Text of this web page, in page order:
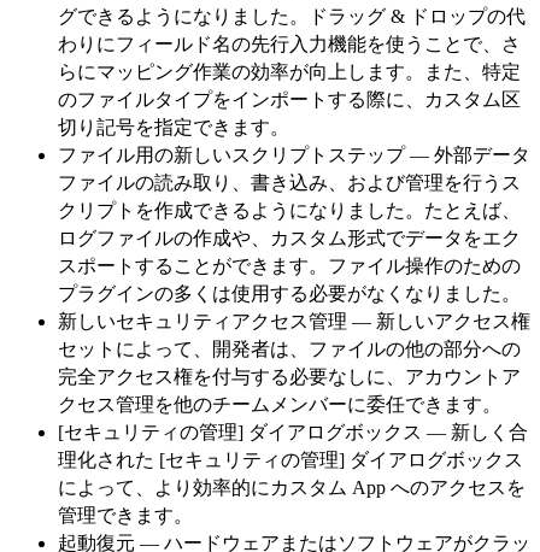
グできるようになりました。ドラッグ & ドロップの代
わりにフィールド名の先行入力機能を使うことで、さ
らにマッピング作業の効率が向上します。また、特定
のファイルタイプをインポートする際に、カスタム区
切り記号を指定できます。
ファイル用の新しいスクリプトステップ — 外部データ
ファイルの読み取り、書き込み、および管理を行うス
クリプトを作成できるようになりました。たとえば、
ログファイルの作成や、カスタム形式でデータをエク
スポートすることができます。ファイル操作のための
プラグインの多くは使用する必要がなくなりました。
新しいセキュリティアクセス管理 — 新しいアクセス権
セットによって、開発者は、ファイルの他の部分への
完全アクセス権を付与する必要なしに、アカウントア
クセス管理を他のチームメンバーに委任できます。
[セキュリティの管理] ダイアログボックス — 新しく合
理化された [セキュリティの管理] ダイアログボックス
によって、より効率的にカスタム App へのアクセスを
管理できます。
起動復元 — ハードウェアまたはソフトウェアがクラッ